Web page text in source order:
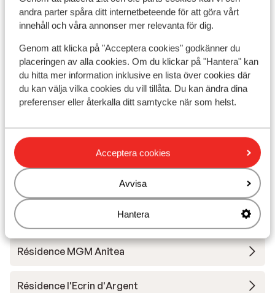
andra parter spåra ditt internetbeteende för att göra vårt
innehåll och våra annonser mer relevanta för dig.
Genom att klicka på "Acceptera cookies" godkänner du
placeringen av alla cookies. Om du klickar på "Hantera" kan
du hitta mer information inklusive en lista över cookies där
du kan välja vilka cookies du vill tillåta. Du kan ändra dina
preferenser eller återkalla ditt samtycke när som helst.
Acceptera cookies
Avvisa
Hantera
Résidence MGM Anitea
Valmorel Le Grand Domaine Frankrike
Njut av det omfattande spa-anläggningen
Lyxiga och moderna lägenheter
Lör 3 Apr. - Lör 10 Apr.
pris per person från
Visa
Andra boenden i Valmorel
Résidence MGM Anitea
Résidence l'Ecrin d'Argent